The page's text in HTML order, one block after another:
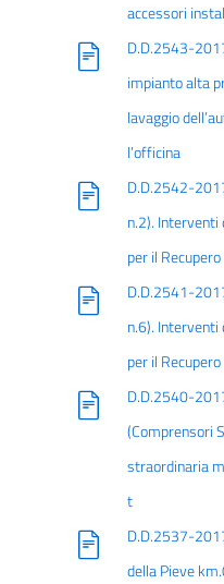
accessori
D.D.2543-
impianto alta
lavaggio
l’officina
D.D.2542-
n.2).
per il
D.D.2541-
n.6).
per il
D.D.2540-
(Comprensori
straordinaria
t
D.D.2537-
della Pieve